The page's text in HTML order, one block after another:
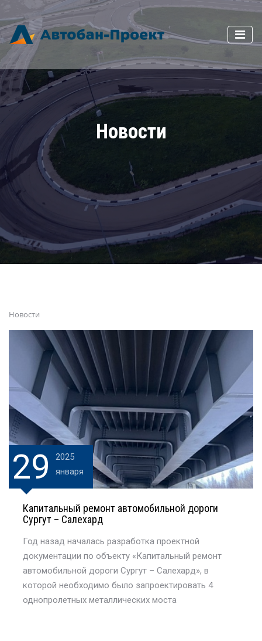
Новости
Новости
29
2025
января
Капитальный ремонт автомобильной дороги
Сургут – Салехард
Год назад началась разработка проектной
документации по объекту «Капитальный ремонт
автомобильной дороги Сургут – Салехард», в
которой необходимо было запроектировать 4
однопролетных металлических моста